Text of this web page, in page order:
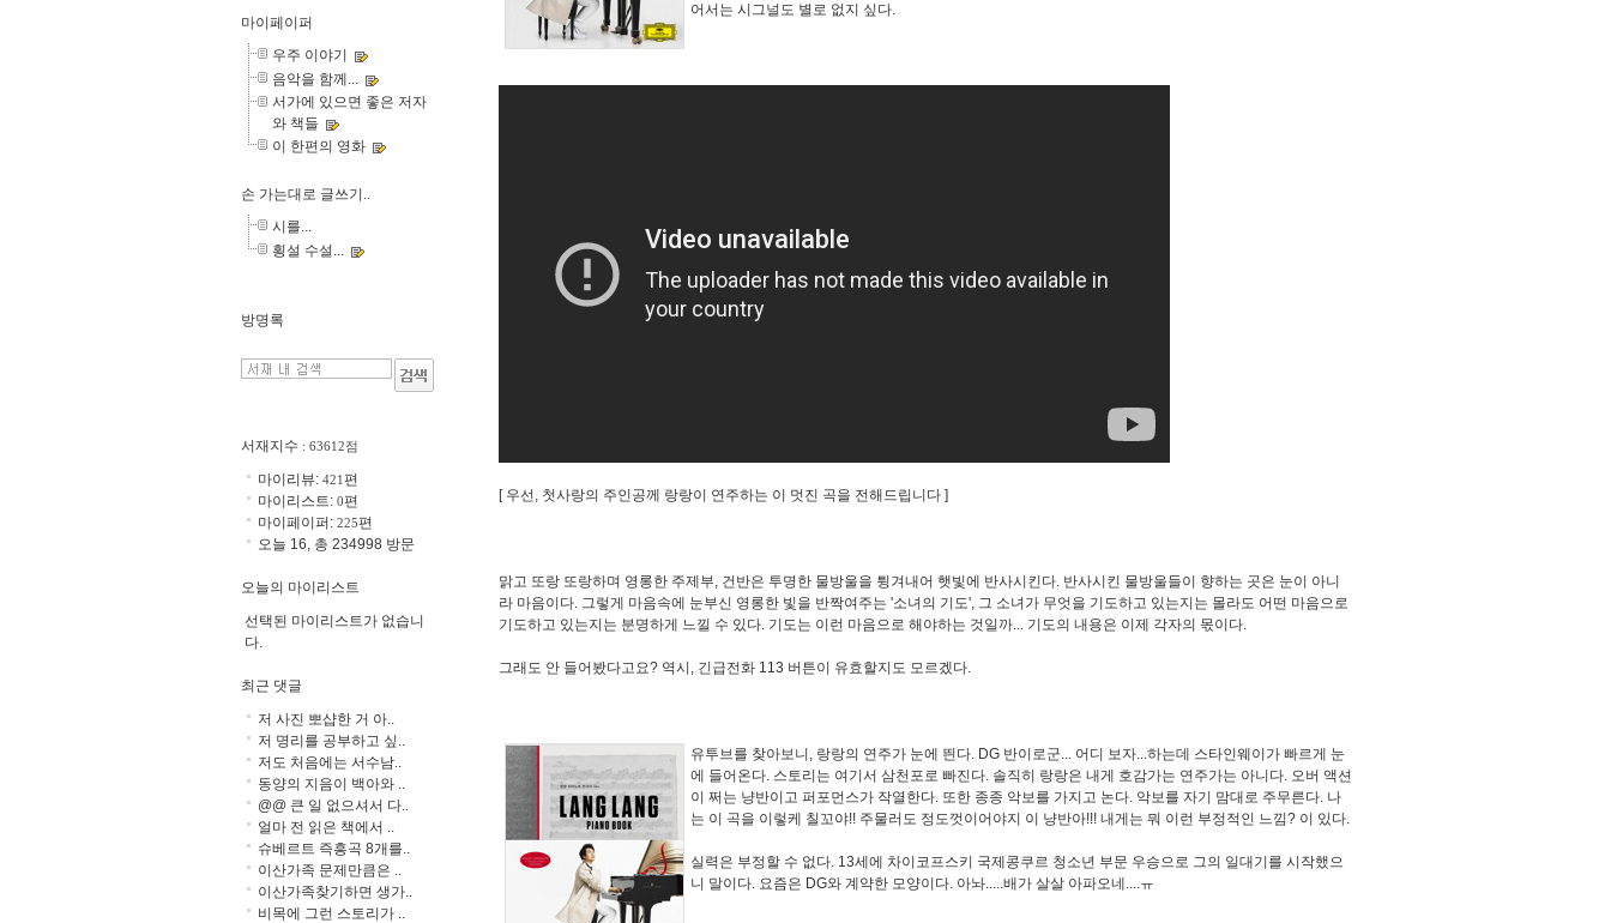
어서는 시그널도 별로 없지 싶다.
[ 우선, 첫사랑의 주인공께 랑랑이 연주하는 이 멋진 곡을 전해드립니다 ]
맑고 또랑 또랑하며 영롱한 주제부, 건반은 투명한 물방울을 튕겨내어 햇빛에 반사시킨다. 반사시킨 물방울들이 향하는 곳은 눈이 아니
라 마음이다. 그렇게 마음속에 눈부신 영롱한 빛을 반짝여주는 '소녀의 기도', 그 소녀가 무엇을 기도하고 있는지는 몰라도 어떤 마음으로
기도하고 있는지는 분명하게 느낄 수 있다. 기도는 이런 마음으로 해야하는 것일까... 기도의 내용은 이제 각자의 몫이다.
그래도 안 들어봤다고요? 역시, 긴급전화 113 버튼이 유효할지도 모르겠다.
유투브를 찾아보니, 랑랑의 연주가 눈에 띈다. DG 반이로군... 어디 보자...하는데 스타인웨이가 빠르게 눈
에 들어온다. 스토리는 여기서 삼천포로 빠진다. 솔직히 랑랑은 내게 호감가는 연주가는 아니다. 오버 액션
이 쩌는 냥반이고 퍼포먼스가 작열한다. 또한 종종 악보를 가지고 논다. 악보를 자기 맘대로 주무른다. 나
는 이 곡을 이렇케 칠꼬야!! 주물러도 정도껏이어야지 이 냥반아!!! 내게는 뭐 이런 부정적인 느낌? 이 있다.
실력은 부정할 수 없다. 13세에 차이코프스키 국제콩쿠르 청소년 부문 우승으로 그의 일대기를 시작했으
니 말이다. 요즘은 DG와 계약한 모양이다. 아놔.....배가 살살 아파오네....ㅠ
마이페이퍼
우주 이야기
음악을 함께...
서가에 있으면 좋은 저자
와 책들
이 한편의 영화
손 가는대로 글쓰기..
시를...
횡설 수설...
방명록
서재지수 : 63612점
마이리뷰: 421편
마이리스트: 0편
마이페이퍼: 225편
오늘 16, 총 234998 방문
오늘의 마이리스트
선택된 마이리스트가 없습니
다.
최근 댓글
저 사진 뽀샵한 거 아..
저 명리를 공부하고 싶..
저도 처음에는 서수남..
동양의 지음이 백아와 ..
@@ 큰 일 없으셔서 다..
얼마 전 읽은 책에서 ..
슈베르트 즉흥곡 8개를..
이산가족 문제만큼은 ..
이산가족찾기하면 생가..
비목에 그런 스토리가 ..